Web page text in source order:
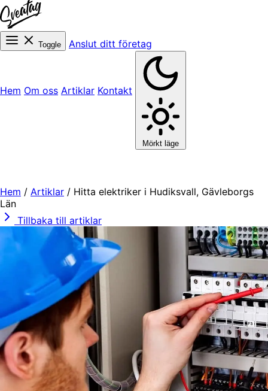
Toggle Anslut ditt företag
Hem Om oss Artiklar Kontakt
Mörkt läge
Hem / Artiklar / Hitta elektriker i Hudiksvall, Gävleborgs
Län
Tillbaka till artiklar